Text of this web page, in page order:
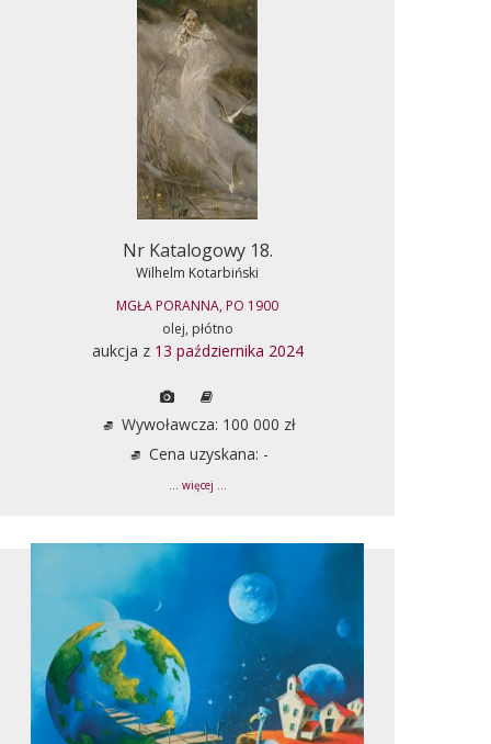
Nr Katalogowy 18.
Wilhelm Kotarbiński
MGŁA PORANNA, PO 1900
olej, płótno
aukcja z 13 października 2024
Wywoławcza: 100 000 zł
Cena uzyskana: -
... więcej ...